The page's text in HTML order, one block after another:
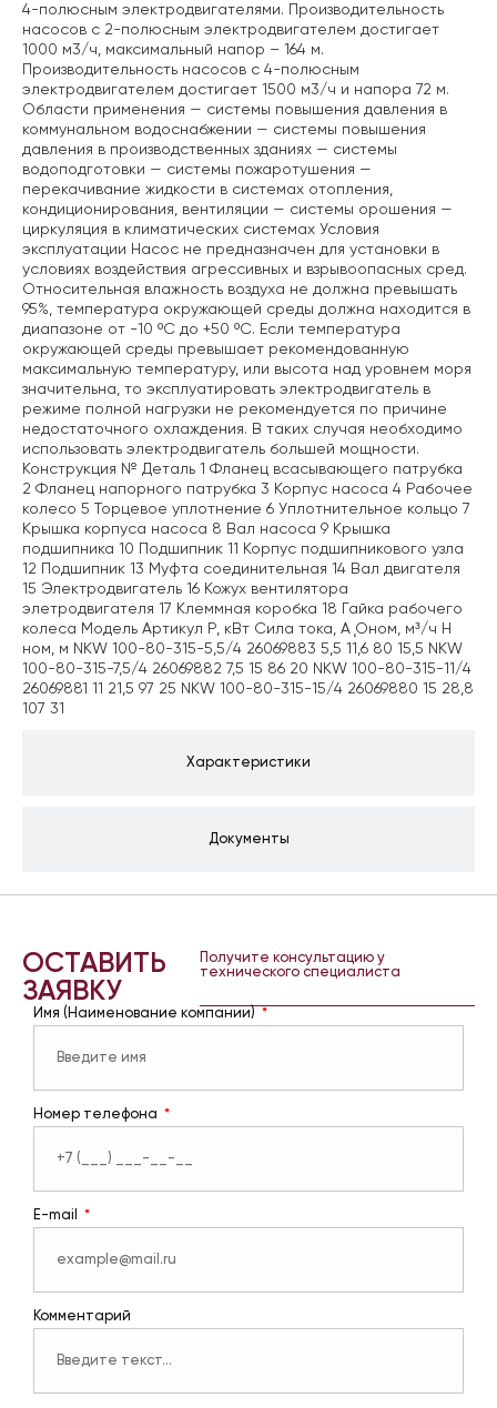
Характеристики
Документы
4-полюсным электродвигателями. Производительность
насосов с 2-полюсным электродвигателем достигает
1000 м3/ч, максимальный напор – 164 м.
Производительность насосов с 4-полюсным
электродвигателем достигает 1500 м3/ч и напора 72 м.
Области применения — системы повышения давления в
коммунальном водоснабжении — системы повышения
давления в производственных зданиях — системы
водоподготовки — системы пожаротушения —
перекачивание жидкости в системах отопления,
кондиционирования, вентиляции — системы орошения —
циркуляция в климатических системах Условия
эксплуатации Насос не предназначен для установки в
условиях воздействия агрессивных и взрывоопасных сред.
Относительная влажность воздуха не должна превышать
95%, температура окружающей среды должна находится в
диапазоне от -10 ºС до +50 ºС. Если температура
окружающей среды превышает рекомендованную
максимальную температуру, или высота над уровнем моря
значительна, то эксплуатировать электродвигатель в
режиме полной нагрузки не рекомендуется по причине
недостаточного охлаждения. В таких случая необходимо
использовать электродвигатель большей мощности.
Конструкция № Деталь 1 Фланец всасывающего патрубка
2 Фланец напорного патрубка 3 Корпус насоса 4 Рабочее
колесо 5 Торцевое уплотнение 6 Уплотнительное кольцо 7
Крышка корпуса насоса 8 Вал насоса 9 Крышка
подшипника 10 Подшипник 11 Корпус подшипникового узла
12 Подшипник 13 Муфта соединительная 14 Вал двигателя
15 Электродвигатель 16 Кожух вентилятора
элетродвигателя 17 Клеммная коробка 18 Гайка рабочего
колеса Модель Артикул Р, кВт Сила тока, А Ǫном, м³/ч H
ном, м NKW 100-80-315-5,5/4 26069883 5,5 11,6 80 15,5 NKW
100-80-315-7,5/4 26069882 7,5 15 86 20 NKW 100-80-315-11/4
26069881 11 21,5 97 25 NKW 100-80-315-15/4 26069880 15 28,8
107 31
ОСТАВИТЬ
ЗАЯВКУ
Получите консультацию у
технического специалиста
Имя (Наименование компании)
Номер телефона
E-mail
Комментарий